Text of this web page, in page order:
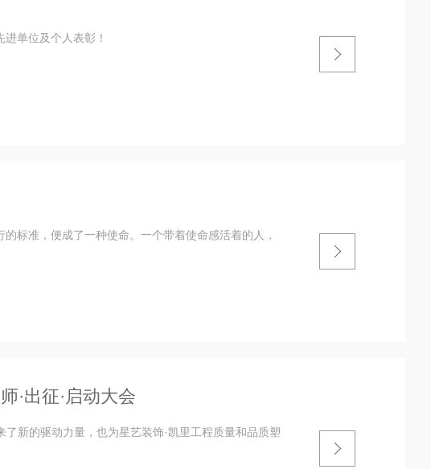
单位及个人表彰！
标准，便成了一种使命。一个带着使命感活着的人，
·出征·启动大会
新的驱动力量，也为星艺装饰·凯里工程质量和品质塑